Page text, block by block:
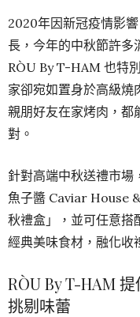
2020年因新冠疫情影
長，今年的中秋節許多
RÒU By T-HAM 也特
家卻宛如置身於高級燒
親朋好友在家烤肉，都
對。
針對高端中秋送禮市
魚子醬 Caviar House
秋禮盒」，並可任意搭
經典美味食材，融化收
RÒU By T-HAM
挑剔味蕾